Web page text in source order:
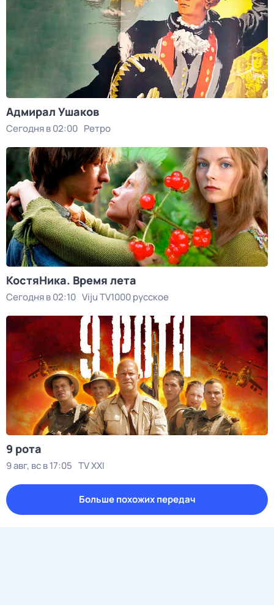
Адмирал Ушаков
Сегодня в 02:00 Ретро
КостяНика. Время лета
Сегодня в 02:10 Viju TV1000 русское
9 рота
9 авг, вс в 17:05 TV XXI
Больше похожих передач